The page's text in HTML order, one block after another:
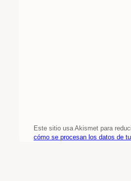
Este sitio usa Akismet para
cómo se procesan los datos de